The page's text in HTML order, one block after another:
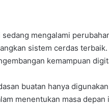
mengalami
sistem cerdas
kemampuan
buatan hanya
menentukan masa